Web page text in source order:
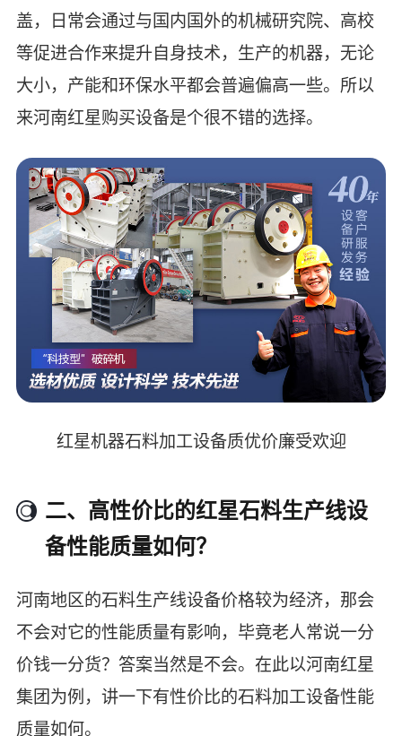
盖，日常会通过与国内国外的机械研究院、高校
等促进合作来提升自身技术，生产的机器，无论
大小，产能和环保水平都会普遍偏高一些。所以
来河南红星购买设备是个很不错的选择。
红星机器石料加工设备质优价廉受欢迎
二、高性价比的红星石料生产线设
备性能质量如何？
河南地区的石料生产线设备价格较为经济，那会
不会对它的性能质量有影响，毕竟老人常说一分
价钱一分货？答案当然是不会。在此以河南红星
集团为例，讲一下有性价比的石料加工设备性能
质量如何。